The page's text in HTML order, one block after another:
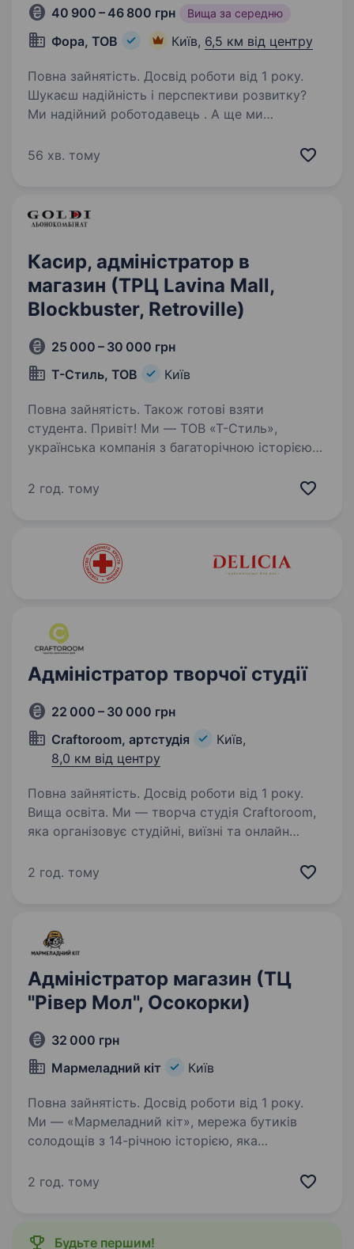
40 900 – 46 800 грн Вища за середню
Фора, ТОВ Київ, 6,5 км від центру
Повна зайнятість. Досвід роботи від 1 року.
Шукаєш надійність і перспективи розвитку?
Ми надійний роботодавець . А ще ми
інновації. Запрошуємо на роботу в нічні зміни
56 хв. тому
Касир, адміністратор в
магазин (ТРЦ Lavina Mall,
Blockbuster, Retroville)
25 000 – 30 000 грн
Т-Стиль, ТОВ
Київ
Повна зайнятість. Також готові взяти
студента. Привіт! Ми — ТОВ «Т-Стиль»,
українська компанія з багаторічною історією
та стильного одягу під брендом Goldi. Наша
2 год. тому
Адміністратор творчої студії
22 000 – 30 000 грн
Craftoroom, артстудія
Київ,
8,0 км від центру
Повна зайнятість. Досвід роботи від 1 року.
Вища освіта. Ми — творча студія Craftoroom,
яка організовує студійні, виїзні та онлайн
корпоративні подарунки.Подивитися нашу
2 год. тому
Адміністратор магазин (ТЦ
"Рівер Мол", Осокорки)
32 000 грн
Мармеладний кіт
Київ
Повна зайнятість. Досвід роботи від 1 року.
Ми — «Мармеладний кіт», мережа бутиків
солодощів з 14-річною історією, яка
країнах Європи та тепер активно
2 год. тому
Будьте першим!